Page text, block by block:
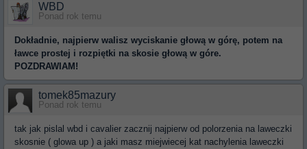
WBD
Ponad rok temu
Dokładnie, najpierw walisz wyciskanie głową w górę, potem na
ławce prostej i rozpiętki na skosie głową w góre.
POZDRAWIAM!
tomek85mazury
Ponad rok temu
tak jak pislal wbd i cavalier zacznij najpierw od polorzenia na laweczki
skosnie ( glowa up ) a jaki masz miejwiecej kat nachylenia laweczki